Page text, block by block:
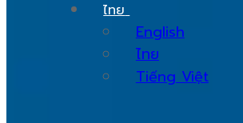
ไทย
English
ไทย
Tiếng Việt